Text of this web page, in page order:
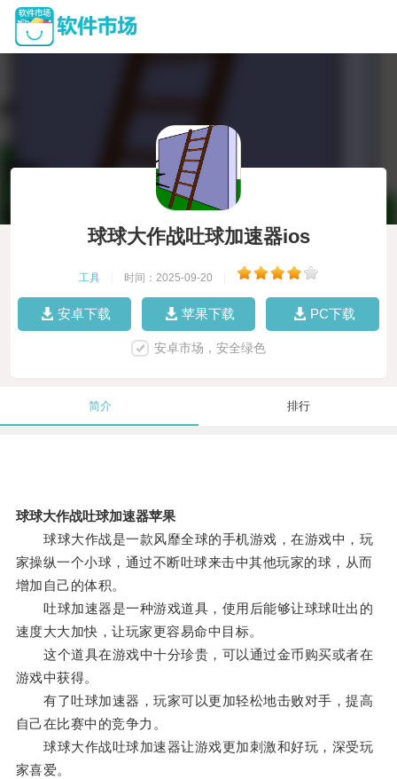
球球大作战吐球加速器ios
工具 时间：2025-09-20
安卓下载 苹果下载 PC下载
安卓市场，安全绿色
简介 排行
球球大作战吐球加速器苹果
球球大作战是一款风靡全球的手机游戏，在游戏中，玩
家操纵一个小球，通过不断吐球来击中其他玩家的球，从而
增加自己的体积。
吐球加速器是一种游戏道具，使用后能够让球球吐出的
速度大大加快，让玩家更容易命中目标。
这个道具在游戏中十分珍贵，可以通过金币购买或者在
游戏中获得。
有了吐球加速器，玩家可以更加轻松地击败对手，提高
自己在比赛中的竞争力。
球球大作战吐球加速器让游戏更加刺激和好玩，深受玩
家喜爱。